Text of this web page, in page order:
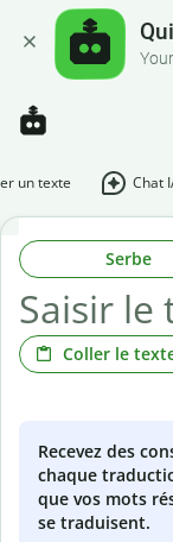
un texte Chat
Serbe
Coller le
Recevez des
chaque
que vos mots
se traduisent.